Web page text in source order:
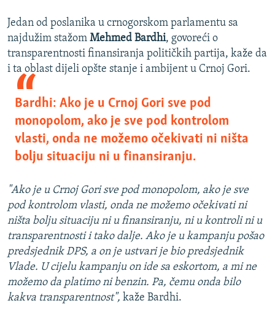
Jedan od poslanika u crnogorskom parlamentu sa
najdužim stažom Mehmed Bardhi, govoreći o
transparentnosti finansiranja političkih partija, kaže da
i ta oblast dijeli opšte stanje i ambijent u Crnoj Gori.
Bardhi: Ako je u Crnoj Gori sve pod
monopolom, ako je sve pod kontrolom
vlasti, onda ne možemo očekivati ni ništa
bolju situaciju ni u finansiranju.
"Ako je u Crnoj Gori sve pod monopolom, ako je sve
pod kontrolom vlasti, onda ne možemo očekivati ni
ništa bolju situaciju ni u finansiranju, ni u kontroli ni u
transparentnosti i tako dalje. Ako je u kampanju pošao
predsjednik DPS, a on je ustvari je bio predsjednik
Vlade. U cijelu kampanju on ide sa eskortom, a mi ne
možemo da platimo ni benzin. Pa, čemu onda bilo
kakva transparentnost", kaže Bardhi.